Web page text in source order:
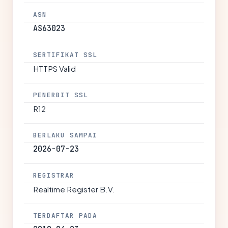
ASN
AS63023
SERTIFIKAT SSL
HTTPS Valid
PENERBIT SSL
R12
BERLAKU SAMPAI
2026-07-23
REGISTRAR
Realtime Register B.V.
TERDAFTAR PADA